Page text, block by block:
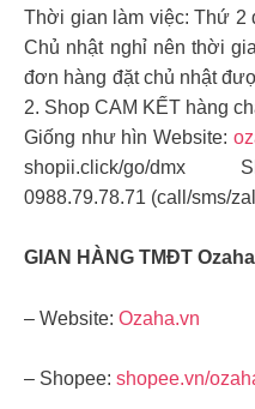
Thời gian làm việc: Thứ 2
Chủ nhật nghỉ nên thời
đơn hàng đặt chủ nhật
2. Shop CAM KẾT hàng
Giống như hìn Website:
shopii.click/go/dmx
0988.79.78.71 (call/sms/
GIAN HÀNG TMĐT
– Website: Ozaha.vn
– Shopee: shopee.vn/